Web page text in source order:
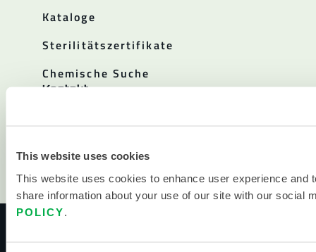
This website uses cookies
This website uses cookies to enhance user experience
share information about your use of our site with our social
POLICY
Kataloge
Sterilitätszertifikate
Chemische Suche
Kontakt
Vertriebspartner
Wo man kaufen kann
© 2026 LAKELAND INC. ALLE RECHTE VORBEHALTEN.